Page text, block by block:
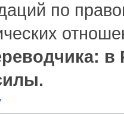
по
в